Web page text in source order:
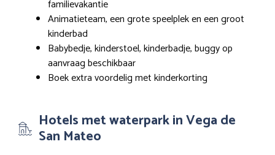
familievakantie
Animatieteam, een grote speelplek en een groot
kinderbad
Babybedje, kinderstoel, kinderbadje, buggy op
aanvraag beschikbaar
Boek extra voordelig met kinderkorting
Hotels met waterpark in Vega de
San Mateo